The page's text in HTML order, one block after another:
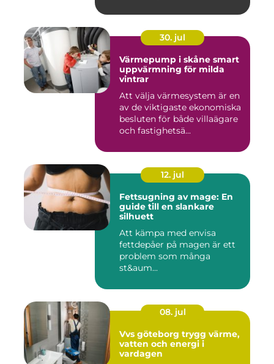
30. jul
Värmepump i skåne smart
uppvärmning för milda
vintrar
Att välja värmesystem är en
av de viktigaste ekonomiska
besluten för både villaägare
och fastighetsä...
12. jul
Fettsugning av mage: En
guide till en slankare
silhuett
Att kämpa med envisa
fettdepåer på magen är ett
problem som många
st&aum...
08. jul
Vvs göteborg trygg värme,
vatten och energi i
vardagen